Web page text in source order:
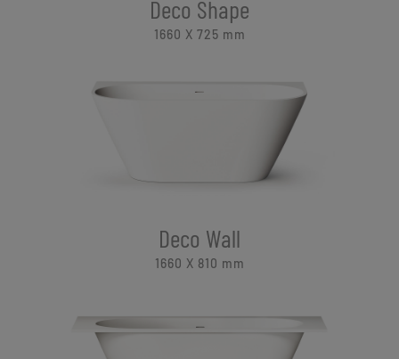
Deco Shape
1660 X 725 mm
Deco Wall
1660 X 810 mm